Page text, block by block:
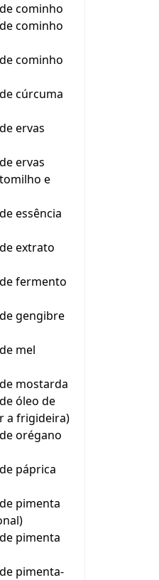
cominho
cominho
cominho
cúrcuma
ervas
ervas
e
essência
extrato
fermento
gengibre
mel
mostarda
óleo de
a frigideira)
orégano
páprica
pimenta
pimenta
pimenta-